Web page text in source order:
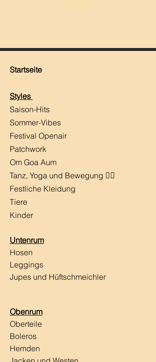
inkl. MwSt.
Startseite
Styles
Saison-Hits
​Sommer-Vibes
Festival Openair
Patchwork
Om Goa Aum
Tanz, Yoga und Bewegung 🧘‍♀️
Festliche Kleidung
Tiere
Kinder
Untenrum
Hosen
Leggings
Jupes und Hüftschmeichler
Obenrum
Oberteile
Boleros
Hemden